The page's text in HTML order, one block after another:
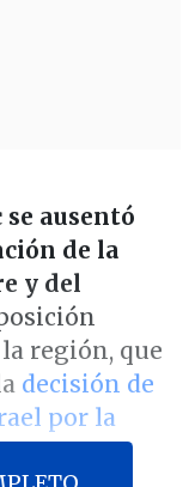
ausentó
de la
y del
región, que
decisión de
por la